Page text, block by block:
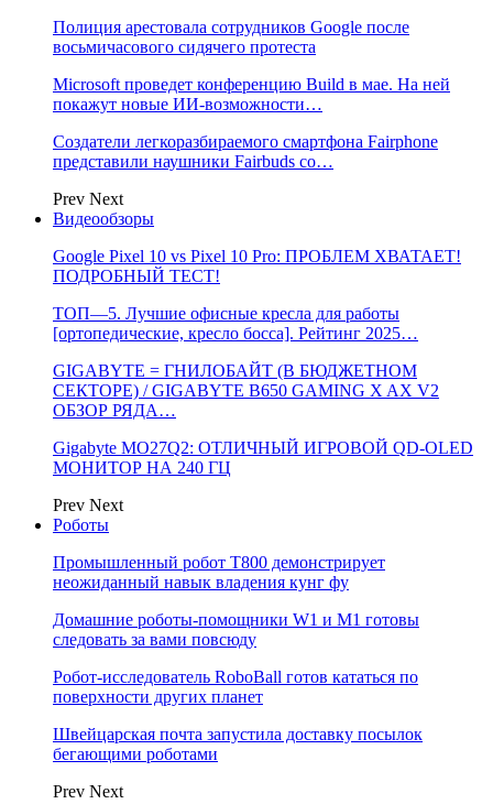
Полиция арестовала сотрудников Google после
восьмичасового сидячего протеста
Microsoft проведет конференцию Build в мае. На ней
покажут новые ИИ-возможности…
Создатели легкоразбираемого смартфона Fairphone
представили наушники Fairbuds со…
Prev Next
Видеообзоры
Google Pixel 10 vs Pixel 10 Pro: ПРОБЛЕМ ХВАТАЕТ!
ПОДРОБНЫЙ ТЕСТ!
ТОП—5. Лучшие офисные кресла для работы
[ортопедические, кресло босса]. Рейтинг 2025…
GIGABYTE = ГНИЛОБАЙТ (В БЮДЖЕТНОМ
СЕКТОРЕ) / GIGABYTE B650 GAMING X AX V2
ОБЗОР РЯДА…
Gigabyte MO27Q2: ОТЛИЧНЫЙ ИГРОВОЙ QD-OLED
МОНИТОР НА 240 ГЦ
Prev Next
Роботы
Промышленный робот Т800 демонстрирует
неожиданный навык владения кунг фу
Домашние роботы-помощники W1 и M1 готовы
следовать за вами повсюду
Робот-исследователь RoboBall готов кататься по
поверхности других планет
Швейцарская почта запустила доставку посылок
бегающими роботами
Prev Next